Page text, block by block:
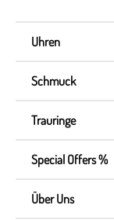
Uhren
Schmuck
Trauringe
Special Offers %
Über Uns